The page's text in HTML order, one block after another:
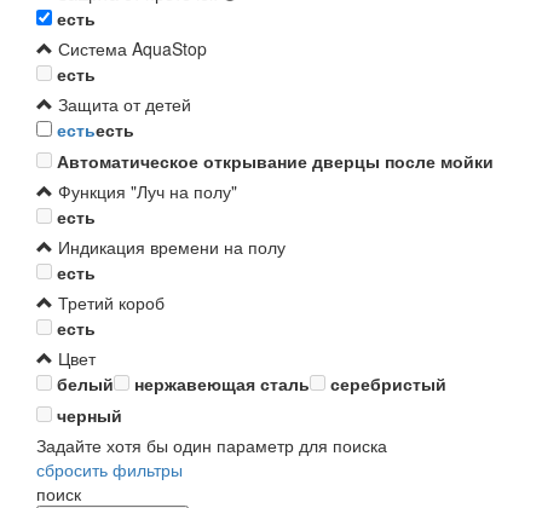
есть
Система AquaStop
есть
Защита от детей
естьесть
Автоматическое открывание дверцы после мойки
Функция "Луч на полу"
есть
Индикация времени на полу
есть
Третий короб
есть
Цвет
белый
нержавеющая сталь
серебристый
черный
Задайте хотя бы один параметр для поиска
сбросить фильтры
поиск